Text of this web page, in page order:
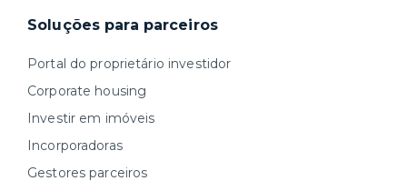
Soluções para parceiros
Portal do proprietário investidor
Corporate housing
Investir em imóveis
Incorporadoras
Gestores parceiros